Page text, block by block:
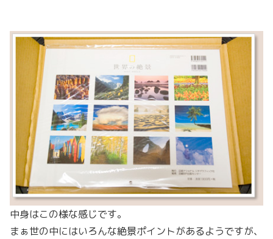
中身はこの様な感じです。
まぁ世の中にはいろんな絶景ポイントがあるようですが、